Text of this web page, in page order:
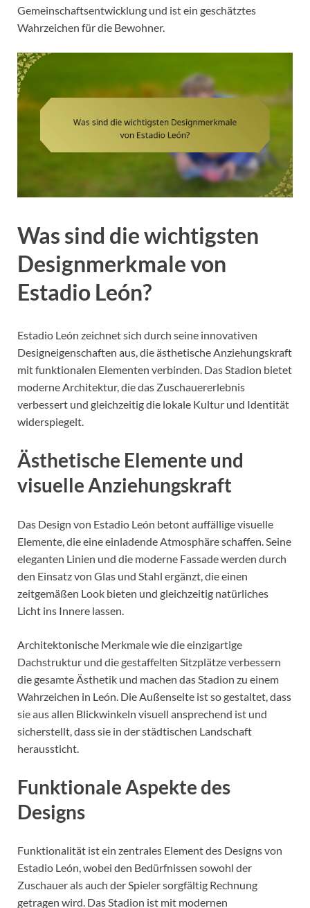
Gemeinschaftsentwicklung und ist ein geschätztes
Wahrzeichen für die Bewohner.
Was sind die wichtigsten
Designmerkmale von
Estadio León?
Estadio León zeichnet sich durch seine innovativen
Designeigenschaften aus, die ästhetische Anziehungskraft
mit funktionalen Elementen verbinden. Das Stadion bietet
moderne Architektur, die das Zuschauererlebnis
verbessert und gleichzeitig die lokale Kultur und Identität
widerspiegelt.
Ästhetische Elemente und
visuelle Anziehungskraft
Das Design von Estadio León betont auffällige visuelle
Elemente, die eine einladende Atmosphäre schaffen. Seine
eleganten Linien und die moderne Fassade werden durch
den Einsatz von Glas und Stahl ergänzt, die einen
zeitgemäßen Look bieten und gleichzeitig natürliches
Licht ins Innere lassen.
Architektonische Merkmale wie die einzigartige
Dachstruktur und die gestaffelten Sitzplätze verbessern
die gesamte Ästhetik und machen das Stadion zu einem
Wahrzeichen in León. Die Außenseite ist so gestaltet, dass
sie aus allen Blickwinkeln visuell ansprechend ist und
sicherstellt, dass sie in der städtischen Landschaft
heraussticht.
Funktionale Aspekte des
Designs
Funktionalität ist ein zentrales Element des Designs von
Estadio León, wobei den Bedürfnissen sowohl der
Zuschauer als auch der Spieler sorgfältig Rechnung
getragen wird. Das Stadion ist mit modernen